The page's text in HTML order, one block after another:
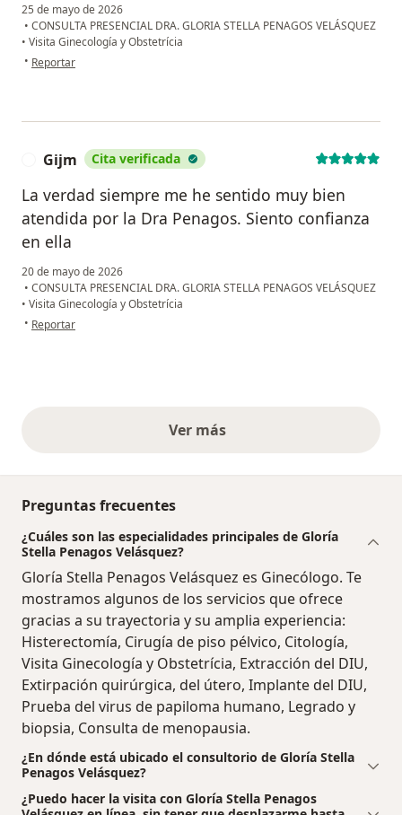
25 de mayo de 2026
• CONSULTA PRESENCIAL DRA. GLORIA STELLA PENAGOS VELÁSQUEZ
• Visita Ginecología y Obstetrícia
• en opinión del usuario Valery osorio
Reportar
Gijm Cita verificada
La verdad siempre me he sentido muy bien
atendida por la Dra Penagos. Siento confianza
en ella
20 de mayo de 2026
• CONSULTA PRESENCIAL DRA. GLORIA STELLA PENAGOS VELÁSQUEZ
• Visita Ginecología y Obstetrícia
• en opinión del usuario Gijm
Reportar
Ver másopiniones anteriores
Preguntas frecuentes
¿Cuáles son las especialidades principales de Gloría
Stella Penagos Velásquez?
Gloría Stella Penagos Velásquez es Ginecólogo. Te
mostramos algunos de los servicios que ofrece
gracias a su trayectoria y su amplia experiencia:
Histerectomía, Cirugía de piso pélvico, Citología,
Visita Ginecología y Obstetrícia, Extracción del DIU,
Extirpación quirúrgica, del útero, Implante del DIU,
Prueba del virus de papiloma humano, Legrado y
biopsia, Consulta de menopausia.
¿En dónde está ubicado el consultorio de Gloría Stella
Penagos Velásquez?
¿Puedo hacer la visita con Gloría Stella Penagos